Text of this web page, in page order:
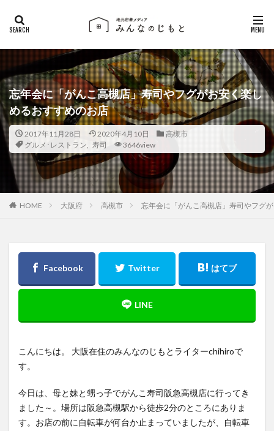
忘年会に「がんこ高槻店」寿司やフグがお安く楽し
めるおすすめのお店
2017年11月28日 2020年4月10日
高槻市
グルメ･レストラン
寿司 3646view
HOME 大阪府 高槻市 忘年会に「がんこ高槻店」寿司やフグ
こんにちは。 大阪在住のみんなのじもとライターchihiroで
す。
今日は、母と妹と甥っ子でがんこ寿司阪急高槻店に行ってき
ました～。場所は阪急高槻駅から徒歩2分のところにありま
す。お店の前に自転車が何台か止まっていましたが、自転車